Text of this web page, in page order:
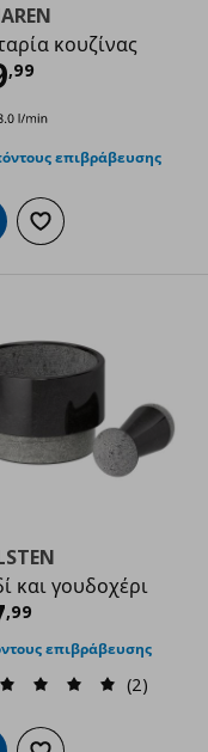
κουζίνας
,99
επιβράβευσης
στο καλάθι
Προσθήκη στα
και γουδοχέρι
,99
επιβράβευσης
(2)